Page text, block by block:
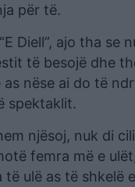
për të.
Diell”, ajo tha se
të besojë dhe
as nëse ai do të
spektaklit.
njësoj, nuk di
femra më e
ulë as të shkelë